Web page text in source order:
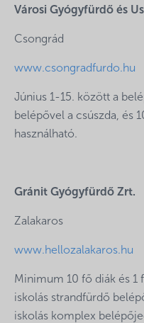
Városi Gyógyfürdő és
Csongrád
www.csongradfurdo.hu
Június 1-15. között a
belépővel a csúszda, és
használható.
Gránit Gyógyfürdő Zrt.
Zalakaros
www.hellozalakaros.hu
Minimum 10 fő diák és 1
iskolás strandfürdő
iskolás komplex